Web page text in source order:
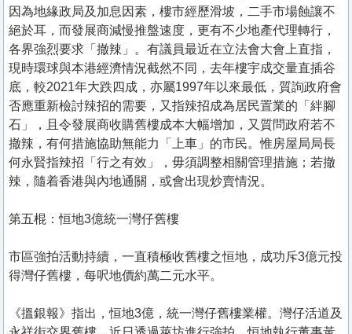
因為地緣政局及加息因素，樓市經歷滑坡，二手市場蝕讓不
絕於耳，而發展商減慢推盤速度，更有不少地產代理轉行，
各界強烈要求「撤辣」。有議員最近在立法會大會上直指，
現時環球與本港經濟情況截然不同，去年樓宇成交量直插谷
底，較2021年大跌四成，亦屬1997年以來最低，質詢政府會
否應重新檢討辣招的需要，又指辣招成為居民置業的「絆腳
石」，且令發展商收購舊樓成本大幅增加，又質問政府若不
撤辣，有何措施協助無能力「上車」的市民。惟房屋局局長
何永賢指辣招「行之有效」，毋須調整相關管理措施；若撤
辣，隨着香港與內地通關，或會出現炒賣情況。
第五棍：恒地3億統一灣仔舊樓
市區強拍活動持續，一直積極收舊樓之恒地，成功斥3億元投
得灣仔舊樓，每呎地價約萬二元水平。
《搵銀報》指出，恒地3億，統一灣仔舊樓業權。灣仔活道及